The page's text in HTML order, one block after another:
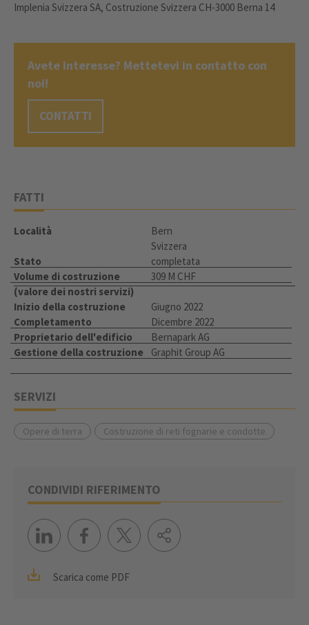
Implenia Svizzera SA, Costruzione Svizzera CH-3000 Berna 14
Avete interesse? Mettetevi in contatto con
noi!
CONTATTI
FATTI
Località
Bern
Svizzera
Stato
completata
Volume di costruzione
(valore dei nostri servizi)
309 M CHF
Inizio della costruzione
Giugno 2022
Completamento
Dicembre 2022
Proprietario dell'edificio
Bernapark AG
Gestione della costruzione
Graphit Group AG
SERVIZI
Opere di terra Costruzione di reti fognarie e condotte
CONDIVIDI RIFERIMENTO
Scarica come PDF